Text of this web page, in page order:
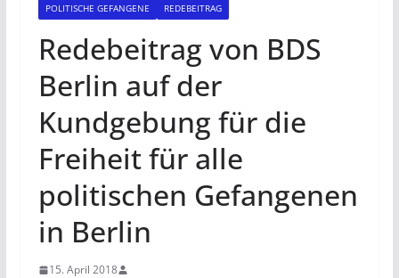
POLITISCHE GEFANGENE REDEBEITRAG
Redebeitrag von BDS
Berlin auf der
Kundgebung für die
Freiheit für alle
politischen Gefangenen
in Berlin
15. April 2018